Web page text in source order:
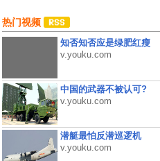
热门视频
知否知否应是绿肥红瘦
v.youku.com
中国的武器不被认可?
v.youku.com
潜艇最怕反潜巡逻机
v.youku.com